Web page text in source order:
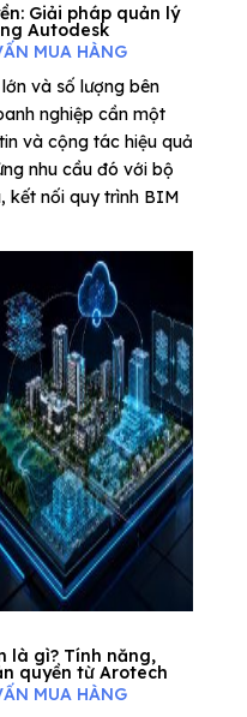
Giải pháp quản lý
Autodesk
MUA HÀNG
và số lượng bên
nghiệp cần một
và cộng tác hiệu quả
nhu cầu đó với bộ
kết nối quy trình BIM
là gì? Tính năng,
quyền từ Arotech
MUA HÀNG